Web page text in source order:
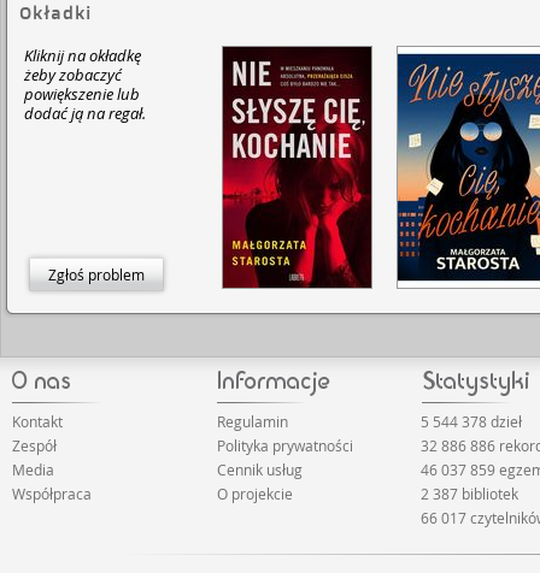
Okładki
Kliknij na okładkę
żeby zobaczyć
powiększenie lub
dodać ją na regał.
Zgłoś problem
Kontakt
Zespół
Media
Współpraca
Regulamin
Polityka prywatności
Cennik usług
O projekcie
5 544 378 dzieł
32 886 886
46 037 859
2 387 bibliotek
66 017